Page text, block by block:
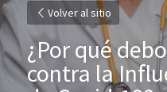
Volver al sitio
¿Por qué
contra la